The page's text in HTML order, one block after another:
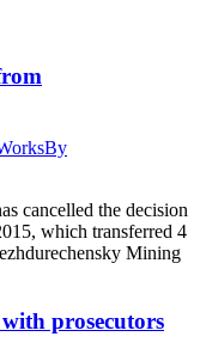
By
cancelled the decision
which transferred 4
Mining
prosecutors